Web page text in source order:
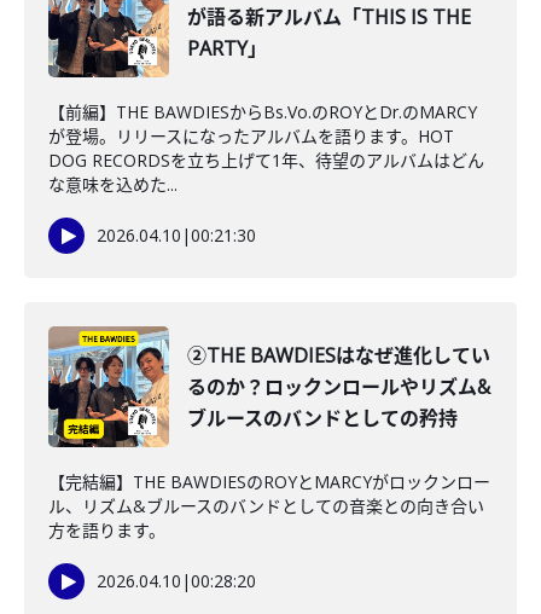
が語る新アルバム「THIS IS THE
PARTY」
【前編】THE BAWDIESからBs.Vo.のROYとDr.のMARCY
が登場。リリースになったアルバムを語ります。HOT
DOG RECORDSを立ち上げて1年、待望のアルバムはどん
な意味を込めた...
2026.04.10 |00:21:30
②THE BAWDIESはなぜ進化してい
るのか？ロックンロールやリズム&
ブルースのバンドとしての矜持
【完結編】THE BAWDIESのROYとMARCYがロックンロー
ル、リズム&ブルースのバンドとしての音楽との向き合い
方を語ります。
2026.04.10 |00:28:20